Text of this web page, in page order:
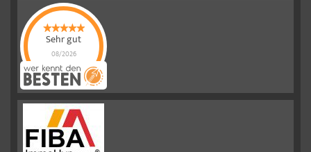
Sehr gut
08/2026
Emslander
Immobilien GMBH
Sternen |
292Emslander
Immobilien
GMBHBewertungen
auf
werkenntdenBESTEN.de